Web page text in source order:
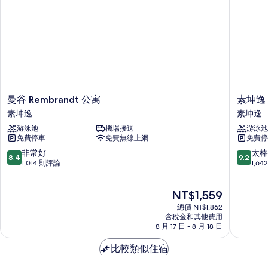
曼
谷
Rembrandt
公
寓
素
坤
曼谷 Rembrandt 公寓
素坤逸
游泳池
機場接送
免費停車
免費無線上網
8.4
分，
好，
8.4 非常好
1,014 則評論
現
在
價
格
為
NT$1,559
總價 NT$1,862
含稅金和其他費用
8 月 17 日 - 8 月 18 日
素
坤
逸
10
巷
中
心
素坤逸
素坤逸
游泳池
免費
9.2
分，
了，
9.2 太
比較類似住宿